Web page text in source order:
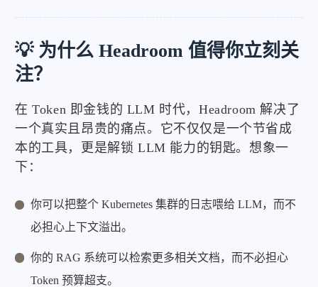
💡 为什么 Headroom 值得你立刻关
注？
在 Token 即金钱的 LLM 时代，Headroom 解决了
一个真实且昂贵的痛点。它不仅仅是一个节省成
本的工具，更是解锁 LLM 能力的钥匙。想象一
下：
你可以把整个 Kubernetes 集群的日志喂给 LLM，而不
必担心上下文溢出。
你的 RAG 系统可以检索更多相关文档，而不必担心
Token 预算超支。